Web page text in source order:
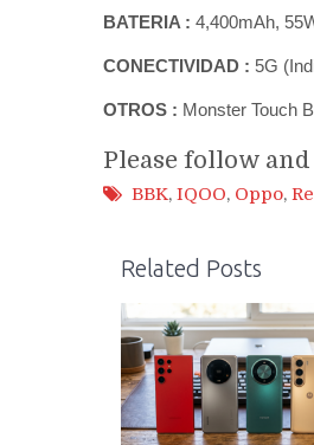
BATERIA : 4,400mAh,
CONECTIVIDAD : 5G
OTROS : Monster Touch
Please follow
BBK, IQOO, Oppo,
Related Posts